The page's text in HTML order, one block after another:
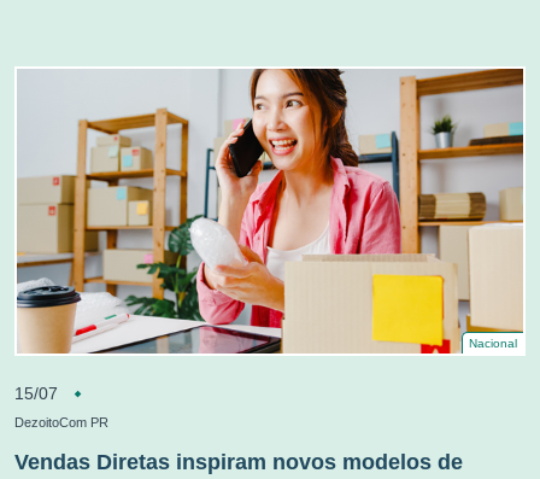
Nacional
15/07
DezoitoCom PR
Vendas Diretas inspiram novos modelos de